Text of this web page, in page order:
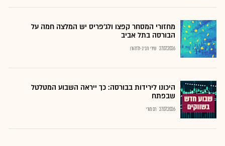
מחזורי המסחר קפצו ולג'פריס יש המלצה חמה על
הבורסה בתל אביב
27.07.2026 שירי חביב-ולדהורן
היכונו לירידות בבורסה: כך ייראה השבוע המטלטל
שבפתח
27.07.2026 רם מורי